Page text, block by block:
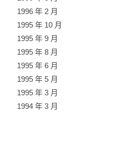
1996 年 2 月
1995 年 10 月
1995 年 9 月
1995 年 8 月
1995 年 6 月
1995 年 5 月
1995 年 3 月
1994 年 3 月